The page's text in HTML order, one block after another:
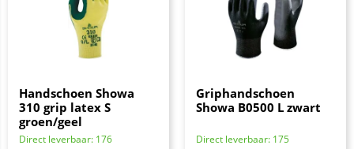
Handschoen Showa
310 grip latex S
groen/geel
Direct leverbaar: 176
Griphandschoen
Showa B0500 L zwart
Direct leverbaar: 175